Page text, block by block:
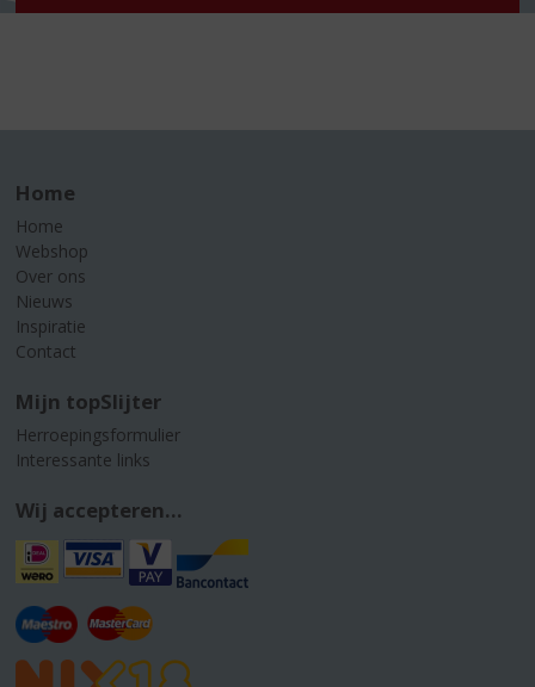
Home
Home
Webshop
Over ons
Nieuws
Inspiratie
Contact
Mijn topSlijter
Herroepingsformulier
Interessante links
Wij accepteren...